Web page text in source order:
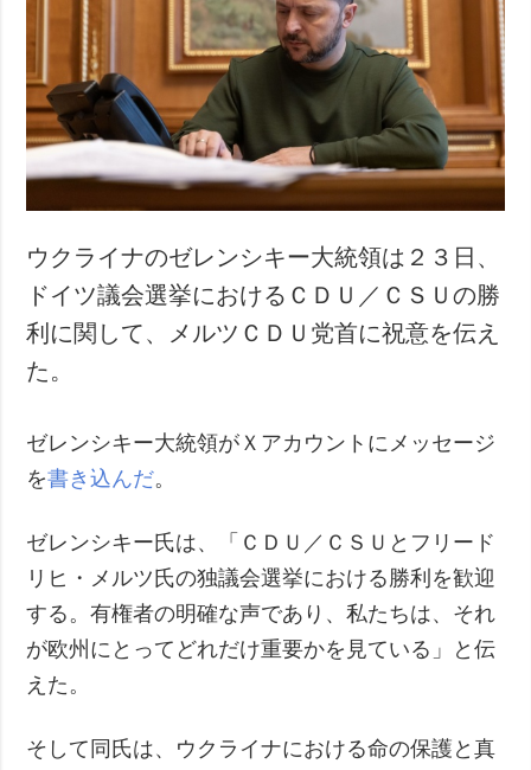
社会・文化
スポーツ
犯罪
事故・緊急事態
追加
特集
インタビュー
写真
動画
サービス
購読
フォトバンク
ウクライナのゼレンシキー大統領は２３日、
ドイツ議会選挙におけるＣＤＵ／ＣＳＵの勝
利に関して、メルツＣＤＵ党首に祝意を伝え
た。
ゼレンシキー大統領がＸアカウントにメッセージ
を書き込んだ。
ゼレンシキー氏は、「ＣＤＵ／ＣＳＵとフリード
リヒ・メルツ氏の独議会選挙における勝利を歓迎
する。有権者の明確な声であり、私たちは、それ
が欧州にとってどれだけ重要かを見ている」と伝
えた。
そして同氏は、ウクライナにおける命の保護と真